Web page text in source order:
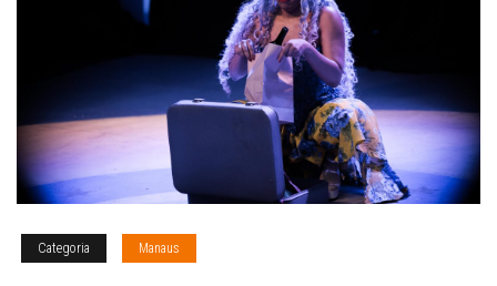
Categoria Manaus